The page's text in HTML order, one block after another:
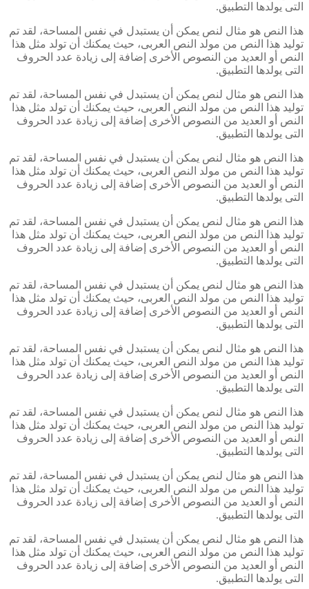
التى يولدها التطبيق.
هذا النص هو مثال لنص يمكن أن يستبدل في نفس المساحة، لقد تم
توليد هذا النص من مولد النص العربى، حيث يمكنك أن تولد مثل هذا
النص أو العديد من النصوص الأخرى إضافة إلى زيادة عدد الحروف
التى يولدها التطبيق.
هذا النص هو مثال لنص يمكن أن يستبدل في نفس المساحة، لقد تم
توليد هذا النص من مولد النص العربى، حيث يمكنك أن تولد مثل هذا
النص أو العديد من النصوص الأخرى إضافة إلى زيادة عدد الحروف
التى يولدها التطبيق.
هذا النص هو مثال لنص يمكن أن يستبدل في نفس المساحة، لقد تم
توليد هذا النص من مولد النص العربى، حيث يمكنك أن تولد مثل هذا
النص أو العديد من النصوص الأخرى إضافة إلى زيادة عدد الحروف
التى يولدها التطبيق.
هذا النص هو مثال لنص يمكن أن يستبدل في نفس المساحة، لقد تم
توليد هذا النص من مولد النص العربى، حيث يمكنك أن تولد مثل هذا
النص أو العديد من النصوص الأخرى إضافة إلى زيادة عدد الحروف
التى يولدها التطبيق.
هذا النص هو مثال لنص يمكن أن يستبدل في نفس المساحة، لقد تم
توليد هذا النص من مولد النص العربى، حيث يمكنك أن تولد مثل هذا
النص أو العديد من النصوص الأخرى إضافة إلى زيادة عدد الحروف
التى يولدها التطبيق.
هذا النص هو مثال لنص يمكن أن يستبدل في نفس المساحة، لقد تم
توليد هذا النص من مولد النص العربى، حيث يمكنك أن تولد مثل هذا
النص أو العديد من النصوص الأخرى إضافة إلى زيادة عدد الحروف
التى يولدها التطبيق.
هذا النص هو مثال لنص يمكن أن يستبدل في نفس المساحة، لقد تم
توليد هذا النص من مولد النص العربى، حيث يمكنك أن تولد مثل هذا
النص أو العديد من النصوص الأخرى إضافة إلى زيادة عدد الحروف
التى يولدها التطبيق.
هذا النص هو مثال لنص يمكن أن يستبدل في نفس المساحة، لقد تم
توليد هذا النص من مولد النص العربى، حيث يمكنك أن تولد مثل هذا
النص أو العديد من النصوص الأخرى إضافة إلى زيادة عدد الحروف
التى يولدها التطبيق.
هذا النص هو مثال لنص يمكن أن يستبدل في نفس المساحة، لقد تم
توليد هذا النص من مولد النص العربى، حيث يمكنك أن تولد مثل هذا
النص أو العديد من النصوص الأخرى إضافة إلى زيادة عدد الحروف
التى يولدها التطبيق.